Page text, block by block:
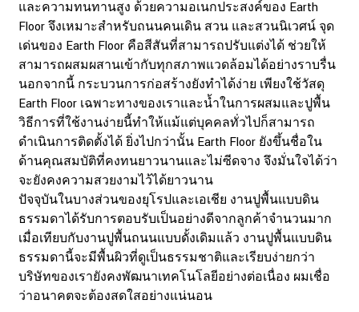
และความทนทานสูง ด้วยความอเนกประสงค์ของ Earth
Floor จึงเหมาะสำหรับถนนคนเดิน สวน และสวนนิเวศน์ จุด
เด่นของ Earth Floor คือสีสันที่สามารถปรับแต่งได้ ช่วยให้
สามารถผสมผสานเข้ากับทุกสภาพแวดล้อมได้อย่างราบรื่น
นอกจากนี้ กระบวนการก่อสร้างยังทำได้ง่าย เพียงใช้วัสดุ
Earth Floor เฉพาะทางของเราและน้ำในการผสมและปูพื้น
วิธีการที่ใช้งานง่ายนี้ทำให้แม้แต่บุคคลทั่วไปก็สามารถ
ดำเนินการติดตั้งได้ ยิ่งไปกว่านั้น Earth Floor ยังขึ้นชื่อใน
ด้านคุณสมบัติที่คงทนยาวนานและไม่ซีดจาง จึงมั่นใจได้ว่า
จะยังคงความสวยงามไว้ได้ยาวนาน
ปัจจุบันในบางส่วนของยุโรปและเอเชีย งานปูพื้นแบบดิน
ธรรมดาได้รับการตอบรับเป็นอย่างดีจากลูกค้าจำนวนมาก
เมื่อเทียบกับงานปูพื้นถนนแบบดั้งเดิมแล้ว งานปูพื้นแบบดิน
ธรรมดานี้จะมีพื้นผิวที่ดูเป็นธรรมชาติและเรียบง่ายกว่า
บริษัทของเรายังคงพัฒนาเทคโนโลยีอย่างต่อเนื่อง ผมเชื่อ
ว่าอนาคตจะต้องสดใสอย่างแน่นอน